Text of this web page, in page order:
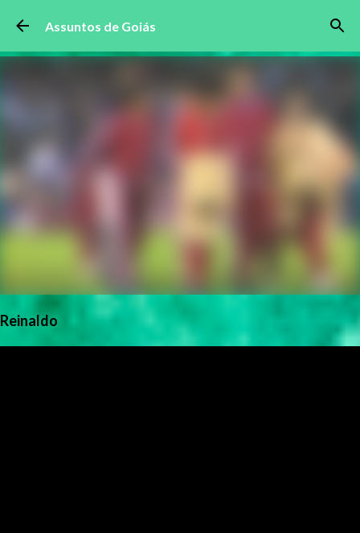
Pular para o conteúdo principal
Assuntos de Goiás
Reinaldo